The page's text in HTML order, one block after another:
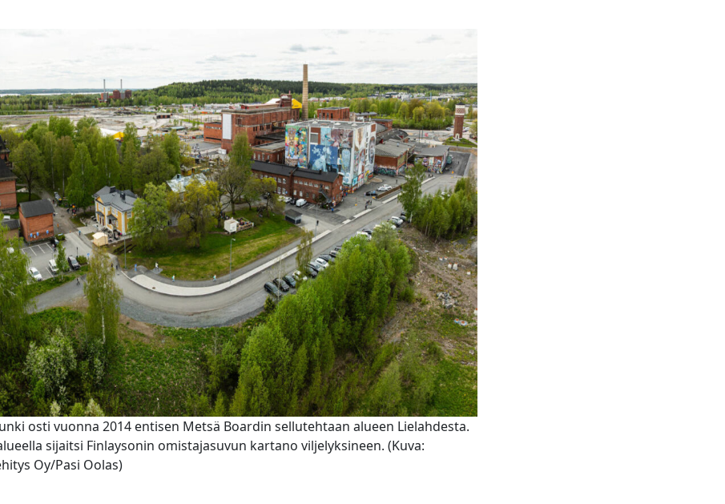
osti vuonna 2014 entisen Metsä Boardin sellutehtaan alueen Lielahdesta.
sijaitsi Finlaysonin omistajasuvun kartano viljelyksineen. (Kuva:
Oy/Pasi Oolas)